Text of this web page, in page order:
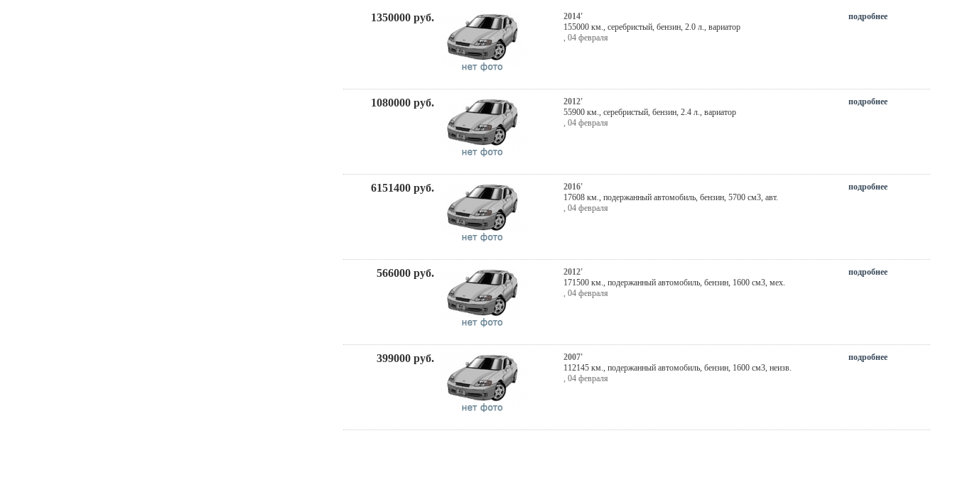
1350000руб.
2014'
155000 км., серебристый, бензин, 2.0 л., вариатор
, 04 февраля
подробнее
1080000руб.
2012'
55900 км., серебристый, бензин, 2.4 л., вариатор
, 04 февраля
подробнее
6151400руб.
2016'
17608 км., подержанный автомобиль, бензин, 5700 см3, авт.
, 04 февраля
подробнее
566000руб.
2012'
171500 км., подержанный автомобиль, бензин, 1600 см3, мех.
, 04 февраля
подробнее
399000руб.
2007'
112145 км., подержанный автомобиль, бензин, 1600 см3, неизв.
, 04 февраля
подробнее